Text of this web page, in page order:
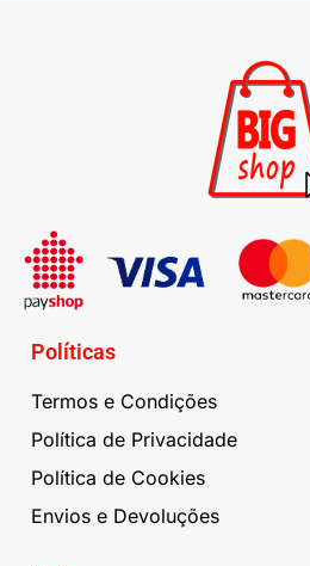
Políticas
Termos e Condições
Política de Privacidade
Política de Cookies
Envios e Devoluções